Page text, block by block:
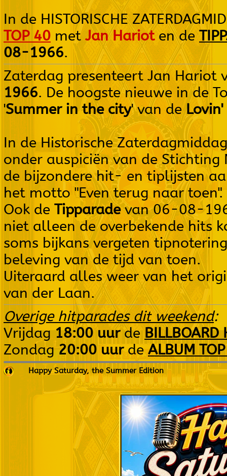
In de HISTORISCHE
TOP 40 met Jan Harioten de
08-1966.
Zaterdag presenteert Jan Hariot
1966. De hoogste nieuwe in de
'Summer in the city' van de
In de Historische
onder auspiciën van de
de bijzondere hit- en tiplijsten
het motto "Even terug naar toen".
Ook de Tipparadevan 06-08-
niet alleen de overbekende hits
soms bijkans vergeten
beleving van de tijd van toen.
Uiteraard alles weer van het
van der Laan.
Overige hitparades dit weekend:
Vrijdag18:00 uurde BILLBOARD
Zondag20:00 uurdeALBUM
Happy Saturday, the Summer Edition